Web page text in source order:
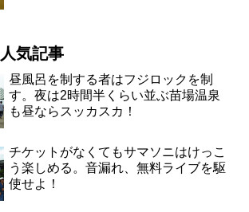
気記事
昼風呂を制する者はフジロックを制
す。夜は2時間半くらい並ぶ苗場温泉
も昼ならスッカスカ！
チケットがなくてもサマソニはけっこ
う楽しめる。音漏れ、無料ライブを駆
使せよ！